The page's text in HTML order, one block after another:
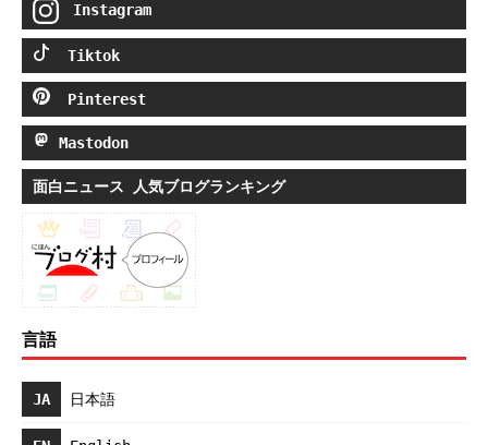
Instagram
Tiktok
Pinterest
Mastodon
面白ニュース 人気ブログランキング
言語
JA 日本語